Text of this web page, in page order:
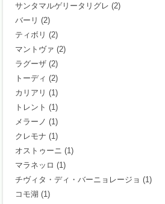
サンタマルゲリータリグレ (2)
バーリ (2)
ティボリ (2)
マントヴァ (2)
ラグーザ (2)
トーディ (2)
カリアリ (1)
トレント (1)
メラーノ (1)
クレモナ (1)
オストゥーニ (1)
マラネッロ (1)
チヴィタ・ディ・バーニョレージョ (1)
コモ湖 (1)